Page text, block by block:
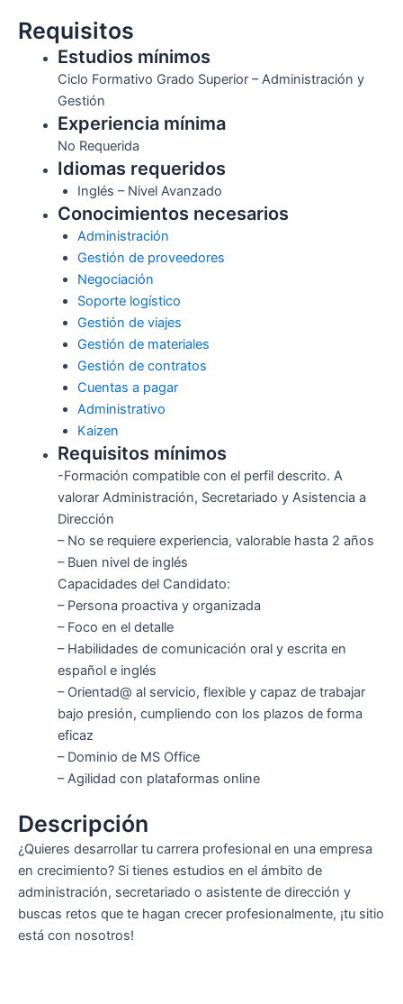
Requisitos
Estudios mínimos
Ciclo Formativo Grado Superior – Administración y
Gestión
Experiencia mínima
No Requerida
Idiomas requeridos
Inglés – Nivel Avanzado
Conocimientos necesarios
Administración
Gestión de proveedores
Negociación
Soporte logístico
Gestión de viajes
Gestión de materiales
Gestión de contratos
Cuentas a pagar
Administrativo
Kaizen
Requisitos mínimos
-Formación compatible con el perfil descrito. A
valorar Administración, Secretariado y Asistencia a
Dirección
– No se requiere experiencia, valorable hasta 2 años
– Buen nivel de inglés
Capacidades del Candidato:
– Persona proactiva y organizada
– Foco en el detalle
– Habilidades de comunicación oral y escrita en
español e inglés
– Orientad@ al servicio, flexible y capaz de trabajar
bajo presión, cumpliendo con los plazos de forma
eficaz
– Dominio de MS Office
– Agilidad con plataformas online
Descripción
¿Quieres desarrollar tu carrera profesional en una empresa
en crecimiento? Si tienes estudios en el ámbito de
administración, secretariado o asistente de dirección y
buscas retos que te hagan crecer profesionalmente, ¡tu sitio
está con nosotros!